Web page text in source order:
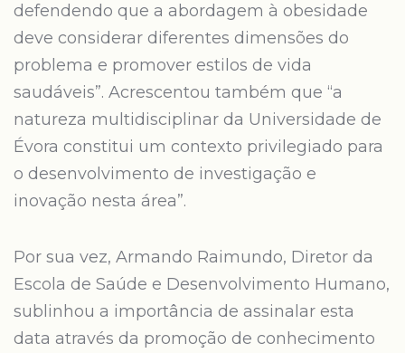
defendendo que a abordagem à obesidade
deve considerar diferentes dimensões do
problema e promover estilos de vida
saudáveis”. Acrescentou também que “a
natureza multidisciplinar da Universidade de
Évora constitui um contexto privilegiado para
o desenvolvimento de investigação e
inovação nesta área”.
Por sua vez, Armando Raimundo, Diretor da
Escola de Saúde e Desenvolvimento Humano,
sublinhou a importância de assinalar esta
data através da promoção de conhecimento